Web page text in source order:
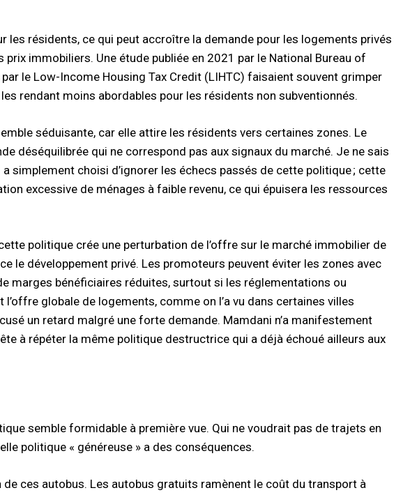
les résidents, ce qui peut accroître la demande pour les logements privés
immobiliers. Une étude publiée en 2021 par le National Bureau of
le Low-Income Housing Tax Credit (LIHTC) faisaient souvent grimper
rendant moins abordables pour les résidents non subventionnés.
séduisante, car elle attire les résidents vers certaines zones. Le
déséquilibrée qui ne correspond pas aux signaux du marché. Je ne sais
simplement choisi d’ignorer les échecs passés de cette politique ; cette
excessive de ménages à faible revenu, ce qui épuisera les ressources
politique crée une perturbation de l’offre sur le marché immobilier de
le développement privé. Les promoteurs peuvent éviter les zones avec
marges bénéficiaires réduites, surtout si les réglementations ou
globale de logements, comme on l’a vu dans certaines villes
un retard malgré une forte demande. Mamdani n’a manifestement
à répéter la même politique destructrice qui a déjà échoué ailleurs aux
semble formidable à première vue. Qui ne voudrait pas de trajets en
politique « généreuse » a des conséquences.
ces autobus. Les autobus gratuits ramènent le coût du transport à